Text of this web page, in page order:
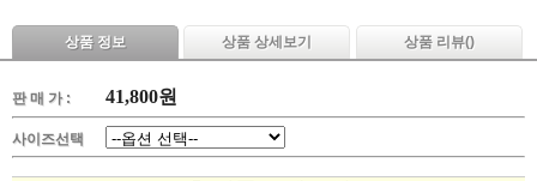
상품 정보 상품 상세보기 상품 리뷰()
판 매 가 : 41,800원
사이즈선택